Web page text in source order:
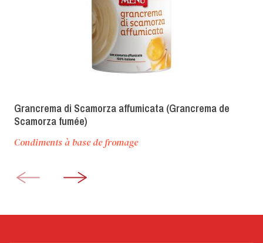
Grancrema di Scamorza affumicata (Grancrema de
Scamorza fumée)
Condiments à base de fromage